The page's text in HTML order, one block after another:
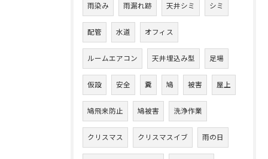
雨染み 雨漏れ跡 天井シミ シミ
配管 水道 オフィス
ルームエアコン 天井埋込み型 足場
仮設 安全 糞 鳩 被害 屋上
鳩飛来防止 鳩被害 洗浄作業
クリスマス クリスマスイブ 雨の日